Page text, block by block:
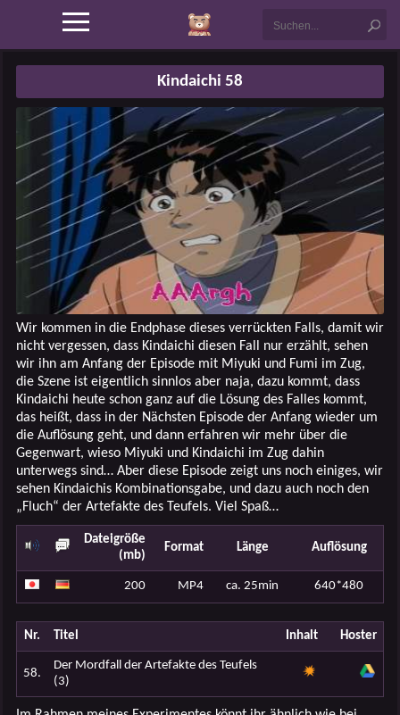
Kindaichi 58
Wir kommen in die Endphase dieses verrückten Falls, damit wir
nicht vergessen, dass Kindaichi diesen Fall nur erzählt, sehen
wir ihn am Anfang der Episode mit Miyuki und Fumi im Zug,
die Szene ist eigentlich sinnlos aber naja, dazu kommt, dass
Kindaichi heute schon ganz auf die Lösung des Falles kommt,
das heißt, dass in der Nächsten Episode der Anfang wieder um
die Auflösung geht, und dann erfahren wir mehr über die
Gegenwart, wieso Miyuki und Kindaichi im Zug dahin
unterwegs sind… Aber diese Episode zeigt uns noch einiges, wir
sehen Kindaichis Kombinationsgabe, und dazu auch noch den
„Fluch“ der Artefakte des Teufels. Viel Spaß…
Dateigröße
(mb)
Format Länge Auflösung
200 MP4 ca. 25min 640*480
Nr. Titel Inhalt Hoster
58.
Der Mordfall der Artefakte des Teufels
(3)